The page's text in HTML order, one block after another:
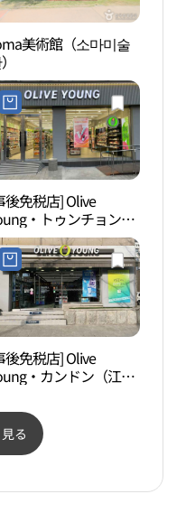
美術館（소마미술
後免税店] Olive
・トゥンチョン
村店）(올리브영 둔
)
後免税店] Olive
・カンドン（江
청점)
る